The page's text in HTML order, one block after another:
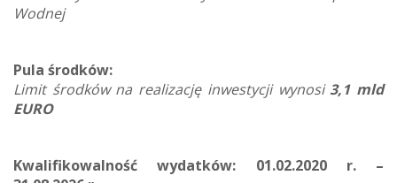
Wodnej
Pula środków:
Limit środków na realizację inwestycji wynosi3,1 mld
EURO
Kwalifikowalność wydatków:
01.02.2020 r. –